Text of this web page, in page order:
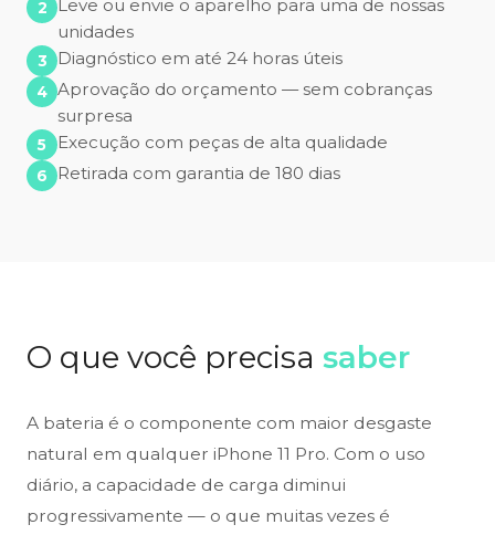
Leve ou envie o aparelho para uma de nossas
unidades
Diagnóstico em até 24 horas úteis
Aprovação do orçamento — sem cobranças
surpresa
Execução com peças de alta qualidade
Retirada com garantia de 180 dias
O que você precisa saber
A bateria é o componente com maior desgaste
natural em qualquer iPhone 11 Pro. Com o uso
diário, a capacidade de carga diminui
progressivamente — o que muitas vezes é